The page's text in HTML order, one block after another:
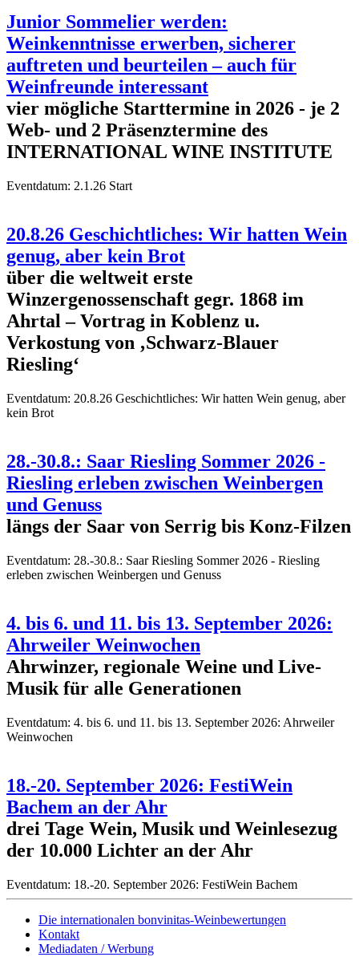
Junior Sommelier werden:
Weinkenntnisse erwerben, sicherer
auftreten und beurteilen – auch für
Weinfreunde interessant
vier mögliche Starttermine in 2026 - je 2
Web- und 2 Präsenztermine des
INTERNATIONAL WINE INSTITUTE
Eventdatum: 2.1.26 Start
20.8.26 Geschichtliches: Wir hatten Wein
genug, aber kein Brot
über die weltweit erste
Winzergenossenschaft gegr. 1868 im
Ahrtal – Vortrag in Koblenz u.
Verkostung von ‚Schwarz-Blauer
Riesling‘
Eventdatum: 20.8.26 Geschichtliches: Wir hatten Wein genug, aber
kein Brot
28.-30.8.: Saar Riesling Sommer 2026 -
Riesling erleben zwischen Weinbergen
und Genuss
längs der Saar von Serrig bis Konz-Filzen
Eventdatum: 28.-30.8.: Saar Riesling Sommer 2026 - Riesling
erleben zwischen Weinbergen und Genuss
4. bis 6. und 11. bis 13. September 2026:
Ahrweiler Weinwochen
Ahrwinzer, regionale Weine und Live-
Musik für alle Generationen
Eventdatum: 4. bis 6. und 11. bis 13. September 2026: Ahrweiler
Weinwochen
18.-20. September 2026: FestiWein
Bachem an der Ahr
drei Tage Wein, Musik und Weinlesezug
der 10.000 Lichter an der Ahr
Eventdatum: 18.-20. September 2026: FestiWein Bachem
Die internationalen bonvinitas-Weinbewertungen
Kontakt
Mediadaten / Werbung